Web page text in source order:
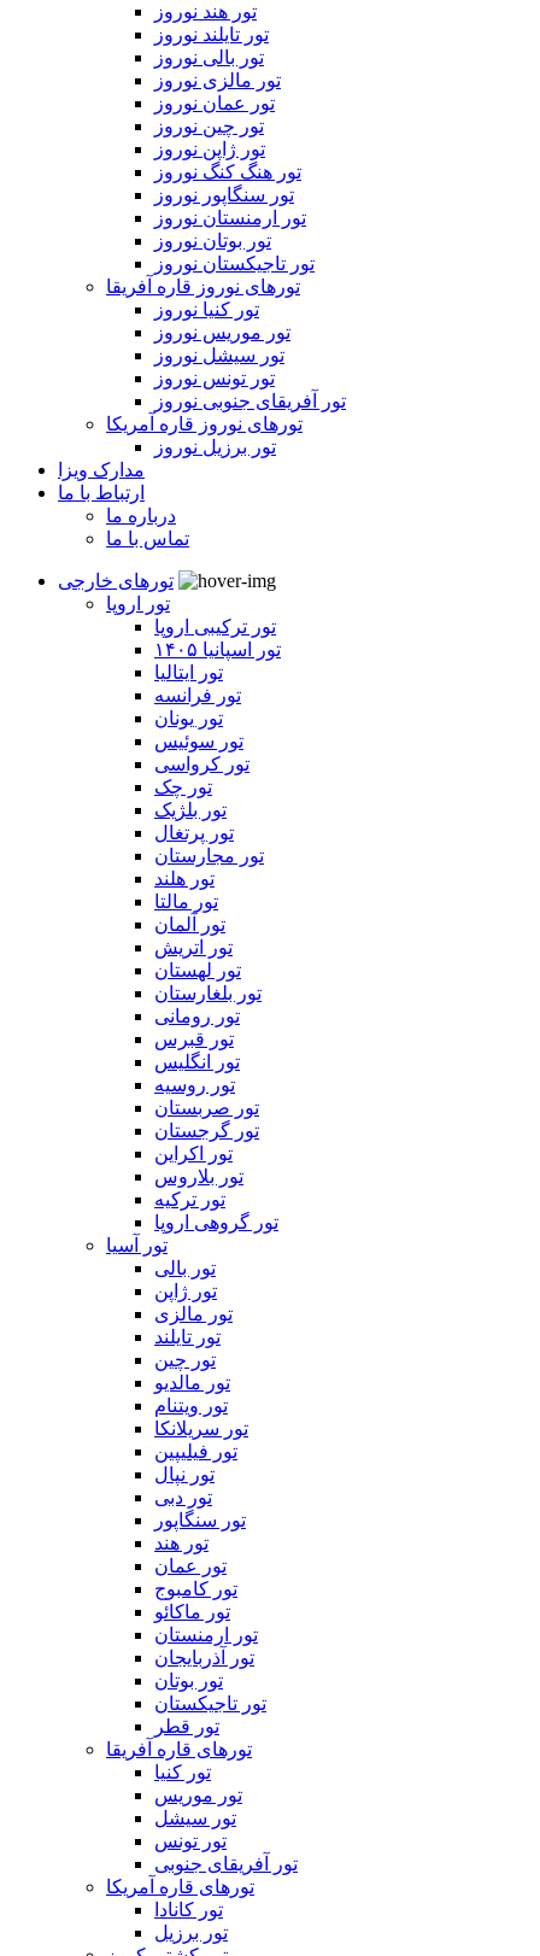
تور هند نوروز
تور تایلند نوروز
تور بالی نوروز
تور مالزی نوروز
تور عمان نوروز
تور چین نوروز
تور ژاپن نوروز
تور هنگ کنگ نوروز
تور سنگاپور نوروز
تور ارمنستان نوروز
تور بوتان نوروز
تور تاجیکستان نوروز
تورهای نوروز قاره آفریقا
تور کنیا نوروز
تور موریس نوروز
تور سیشل نوروز
تور تونس نوروز
تور آفریقای جنوبی نوروز
تورهای نوروز قاره آمریکا
تور برزیل نوروز
مدارک ویزا
ارتباط با ما
درباره ما
تماس با ما
تورهای خارجی
تور اروپا
تور ترکیبی اروپا
تور اسپانیا ۱۴۰۵
تور ایتالیا
تور فرانسه
تور یونان
تور سوئیس
تور کرواسی
تور چک
تور بلژیک
تور پرتغال
تور مجارستان
تور هلند
تور مالتا
تور آلمان
تور اتریش
تور لهستان
تور بلغارستان
تور رومانی
تور قبرس
تور انگلیس
تور روسیه
تور صربستان
تور گرجستان
تور اکراین
تور بلاروس
تور ترکیه
تور گروهی اروپا
تور آسیا
تور بالی
تور ژاپن
تور مالزی
تور تایلند
تور چین
تور مالدیو
تور ویتنام
تور سریلانکا
تور فیلیپین
تور نپال
تور دبی
تور سنگاپور
تور هند
تور عمان
تور کامبوج
تور ماکائو
تور ارمنستان
تور آذربایجان
تور بوتان
تور تاجیکستان
تور قطر
تورهای قاره آفریقا
تور کنیا
تور موریس
تور سیشل
تور تونس
تور آفریقای جنوبی
تورهای قاره آمریکا
تور کانادا
تور برزیل